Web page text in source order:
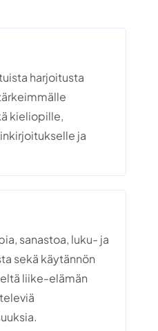
harjoitusta
kieliopille,
ja
sanastoa, luku- ja
sekä käytännön
liike-elämän